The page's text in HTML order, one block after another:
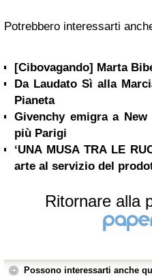
Potrebbero interessarti
[Cibovagando] Marta
Da Laudato Sì alla
Pianeta
Givenchy emigra a
più Parigi
‘UNA MUSA TRA LE
arte al servizio del
Ritornare alla
Possono interessarti anche